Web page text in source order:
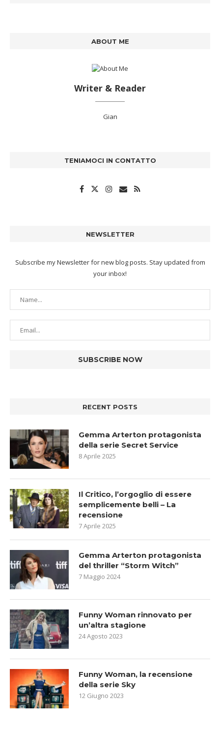
ABOUT ME
Writer & Reader
Gian
TENIAMOCI IN CONTATTO
NEWSLETTER
Subscribe my Newsletter for new blog posts. Stay updated from
your inbox!
RECENT POSTS
Gemma Arterton protagonista
della serie Secret Service
8 Aprile 2025
Il Critico, l’orgoglio di essere
semplicemente belli – La
recensione
7 Aprile 2025
Gemma Arterton protagonista
del thriller “Storm Witch”
7 Maggio 2024
Funny Woman rinnovato per
un’altra stagione
24 Agosto 2023
Funny Woman, la recensione
della serie Sky
12 Giugno 2023